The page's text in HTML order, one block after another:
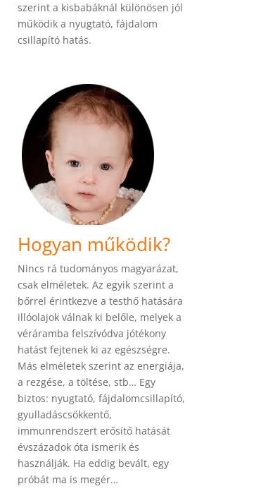
szerint a kisbabáknál különösen jól
működik a nyugtató, fájdalom
csillapító hatás.
Hogyan működik?
Nincs rá tudományos magyarázat,
csak elméletek. Az egyik szerint a
bőrrel érintkezve a testhő hatására
illóolajok válnak ki belőle, melyek a
véráramba felszívódva jótékony
hatást fejtenek ki az egészségre.
Más elméletek szerint az energiája,
a rezgése, a töltése, stb… Egy
biztos: nyugtató, fájdalomcsillapító,
gyulladáscsökkentő,
immunrendszert erősítő hatását
évszázadok óta ismerik és
használják. Ha eddig bevált, egy
próbát ma is megér…